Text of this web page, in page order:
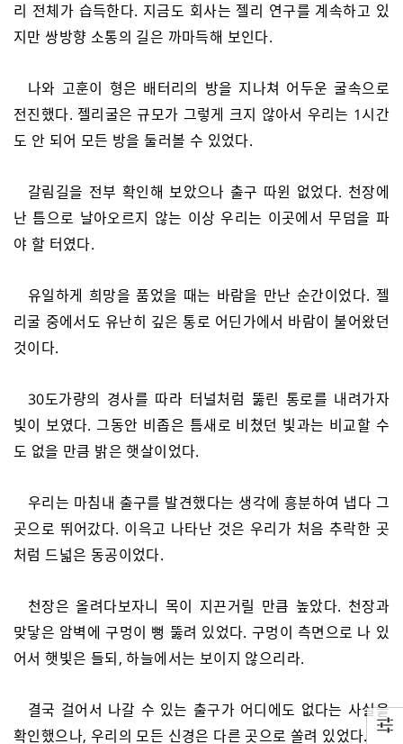
리 전체가 습득한다. 지금도 회사는 젤리 연구를 계속하고 있
지만 쌍방향 소통의 길은 까마득해 보인다.
나와 고훈이 형은 배터리의 방을 지나쳐 어두운 굴속으로
전진했다. 젤리굴은 규모가 그렇게 크지 않아서 우리는 1시간
도 안 되어 모든 방을 둘러볼 수 있었다.
갈림길을 전부 확인해 보았으나 출구 따윈 없었다. 천장에
난 틈으로 날아오르지 않는 이상 우리는 이곳에서 무덤을 파
야 할 터였다.
유일하게 희망을 품었을 때는 바람을 만난 순간이었다. 젤
리굴 중에서도 유난히 깊은 통로 어딘가에서 바람이 불어왔던
것이다.
30도가량의 경사를 따라 터널처럼 뚫린 통로를 내려가자
빛이 보였다. 그동안 비좁은 틈새로 비쳤던 빛과는 비교할 수
도 없을 만큼 밝은 햇살이었다.
우리는 마침내 출구를 발견했다는 생각에 흥분하여 냅다 그
곳으로 뛰어갔다. 이윽고 나타난 것은 우리가 처음 추락한 곳
처럼 드넓은 동공이었다.
천장은 올려다보자니 목이 지끈거릴 만큼 높았다. 천장과
맞닿은 암벽에 구멍이 뻥 뚫려 있었다. 구멍이 측면으로 나 있
어서 햇빛은 들되, 하늘에서는 보이지 않으리라.
결국 걸어서 나갈 수 있는 출구가 어디에도 없다는 사실을
확인했으나, 우리의 모든 신경은 다른 곳으로 쏠려 있었다.